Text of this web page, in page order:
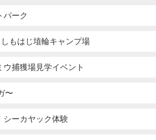
パーク
もはじ埴輪キャンプ場
捕獲場見学イベント
〜
シーカヤック体験